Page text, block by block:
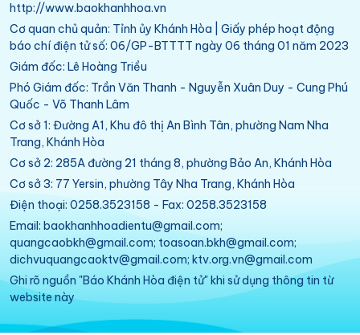
http://www.baokhanhhoa.vn
Cơ quan chủ quản: Tỉnh ủy Khánh Hòa | Giấy phép hoạt động
báo chí điện tử số: 06/GP-BTTTT ngày 06 tháng 01 năm 2023
Giám đốc: Lê Hoàng Triều
Phó Giám đốc: Trần Văn Thanh - Nguyễn Xuân Duy - Cung Phú
Quốc - Võ Thanh Lâm
Cơ sở 1: Đường A1, Khu đô thị An Bình Tân, phường Nam Nha
Trang, Khánh Hòa
Cơ sở 2: 285A đường 21 tháng 8, phường Bảo An, Khánh Hòa
Cơ sở 3: 77 Yersin, phường Tây Nha Trang, Khánh Hòa
Điện thoại: 0258.3523158 - Fax: 0258.3523158
Email: baokhanhhoadientu@gmail.com;
quangcaobkh@gmail.com; toasoan.bkh@gmail.com;
dichvuquangcaoktv@gmail.com; ktv.org.vn@gmail.com
Ghi rõ nguồn "Báo Khánh Hòa điện tử" khi sử dụng thông tin từ
website này